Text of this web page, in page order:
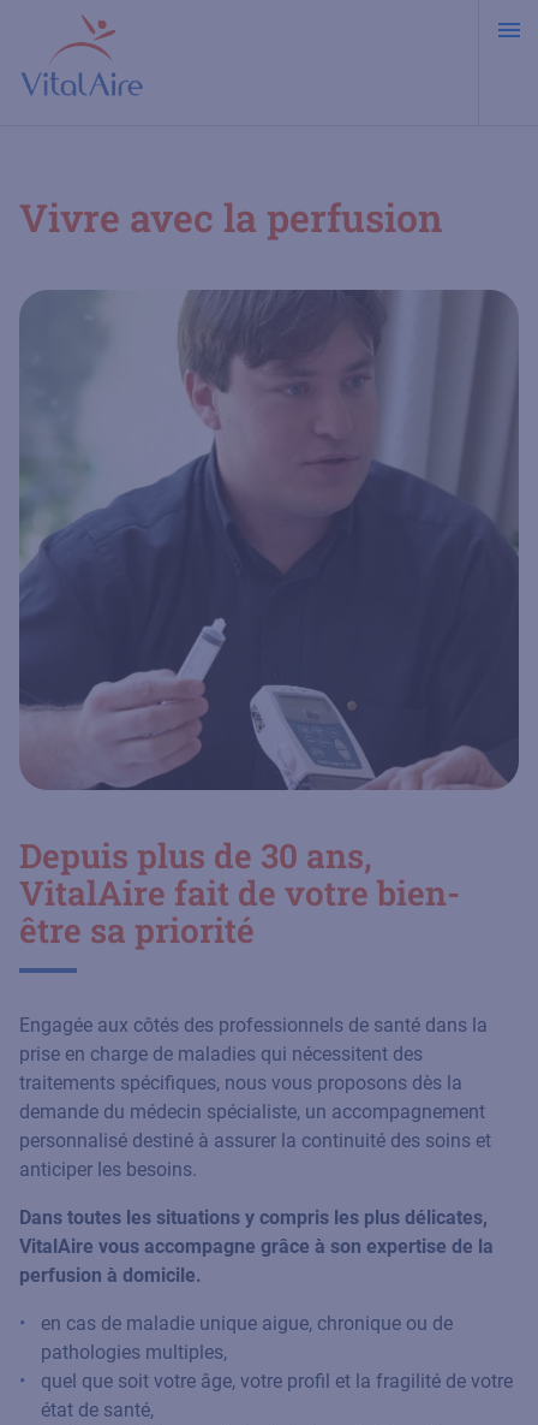
contenu
Vivre avec la perfusion
Depuis plus de 30 ans,
VitalAire fait de votre bien-
être sa priorité
Engagée aux côtés des professionnels de santé dans la
prise en charge de maladies qui nécessitent des
traitements spécifiques, nous vous proposons dès la
demande du médecin spécialiste, un accompagnement
personnalisé destiné à assurer la continuité des soins et
anticiper les besoins.
Dans toutes les situations y compris les plus délicates,
VitalAire vous accompagne grâce à son expertise de la
perfusion à domicile.
en cas de maladie unique aigue, chronique ou de
pathologies multiples,
quel que soit votre âge, votre profil et la fragilité de votre
état de santé,